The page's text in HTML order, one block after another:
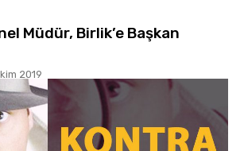
Müdür, Birlik’e Başkan
2019